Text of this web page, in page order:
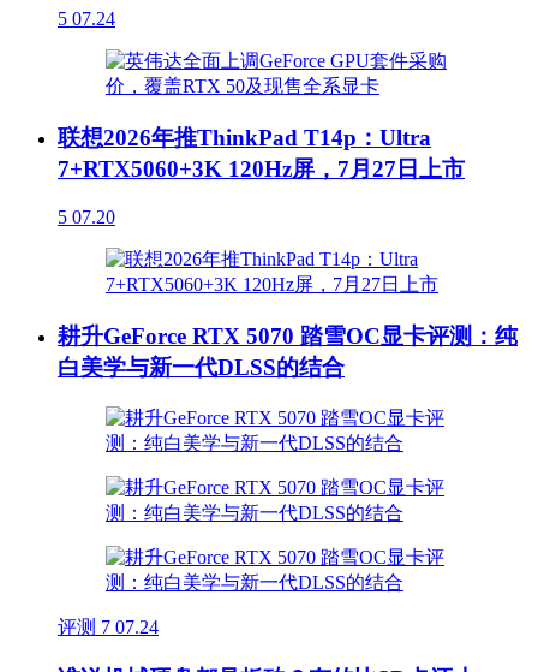
5 07.24
联想2026年推ThinkPad T14p：Ultra
7+RTX5060+3K 120Hz屏，7月27日上市
5 07.20
耕升GeForce RTX 5070 踏雪OC显卡评测：纯
白美学与新一代DLSS的结合
评测 7 07.24